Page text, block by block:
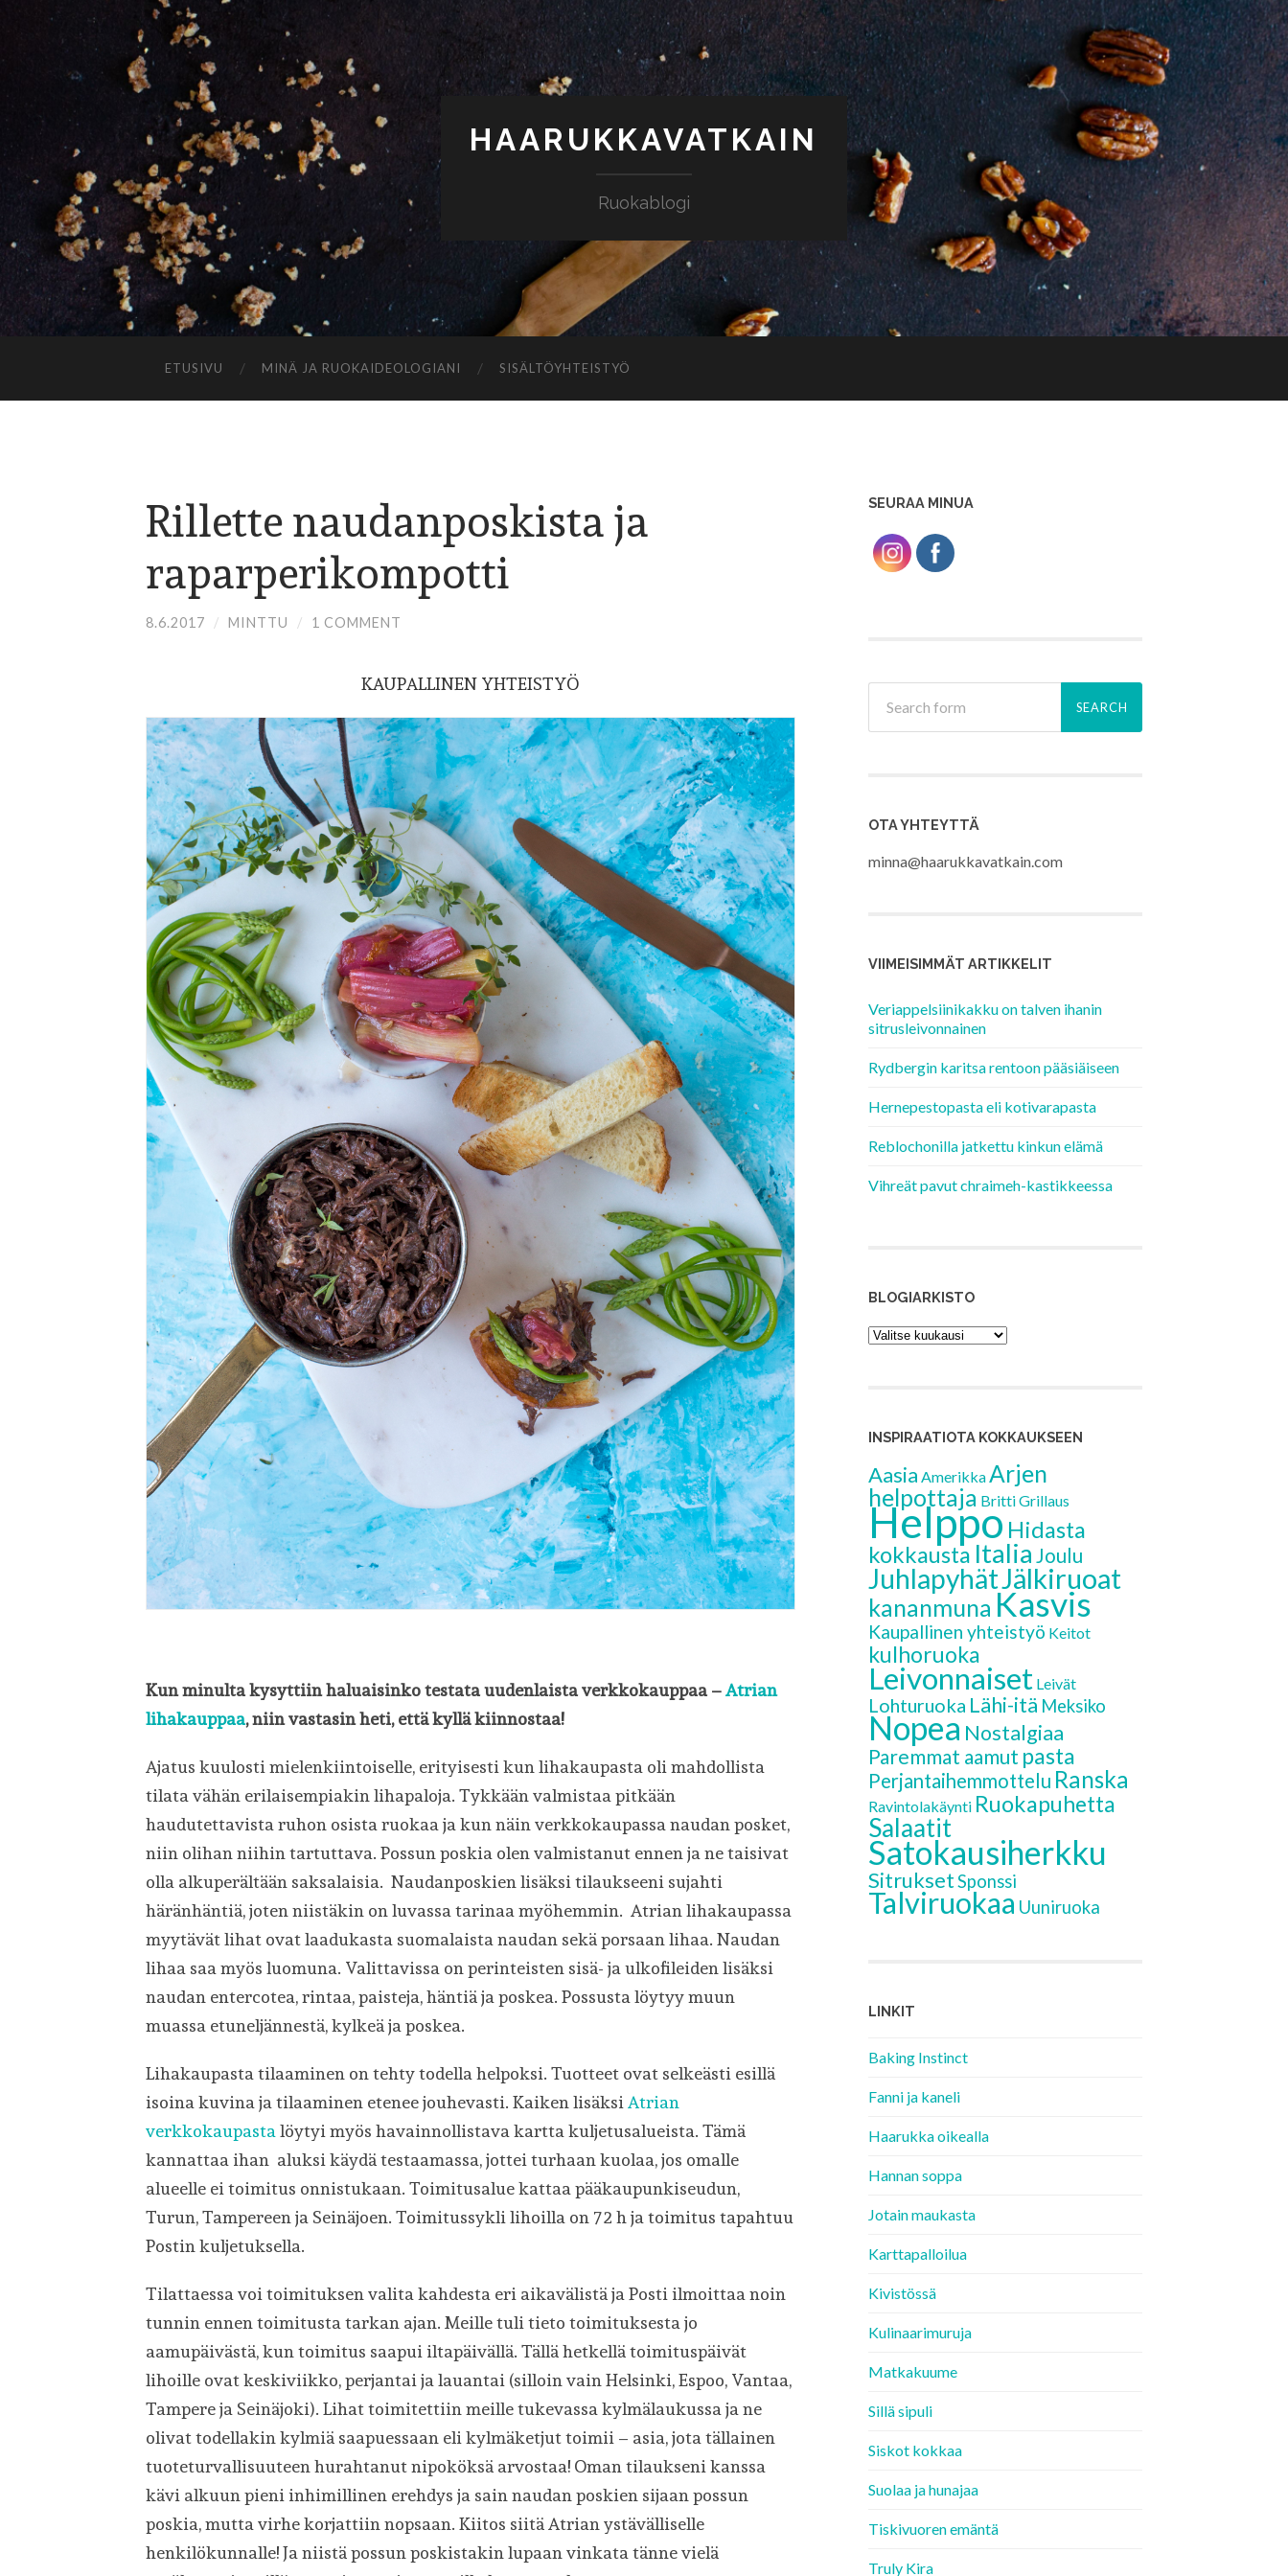
HAARUKKAVATKAIN
Ruokablogi
ETUSIVU MINÄ JA RUOKAIDEOLOGIANI SISÄLTÖYHTEISTYÖ
Rillette naudanposkista ja
raparperikompotti
8.6.2017 / MINTTU / 1 COMMENT
KAUPALLINEN YHTEISTYÖ
Kun minulta kysyttiin haluaisinko testata uudenlaista verkkokauppaa –Atrian
lihakauppaa, niin vastasin heti, että kyllä kiinnostaa!
Ajatus kuulosti mielenkiintoiselle, erityisesti kun lihakaupasta oli mahdollista
tilata vähän erilaisempiakin lihapaloja. Tykkään valmistaa pitkään
haudutettavista ruhon osista ruokaa ja kun näin verkkokaupassa naudan posket,
niin olihan niihin tartuttava. Possun poskia olen valmistanut ennen ja ne taisivat
olla alkuperältään saksalaisia. Naudanposkien lisäksi tilaukseeni sujahti
häränhäntiä, joten niistäkin on luvassa tarinaa myöhemmin. Atrian lihakaupassa
myytävät lihat ovat laadukasta suomalaista naudan sekä porsaan lihaa. Naudan
lihaa saa myös luomuna. Valittavissa on perinteisten sisä- ja ulkofileiden lisäksi
naudan entercotea, rintaa, paisteja, häntiä ja poskea. Possusta löytyy muun
muassa etuneljännestä, kylkeä ja poskea.
Lihakaupasta tilaaminen on tehty todella helpoksi. Tuotteet ovat selkeästi esillä
isoina kuvina ja tilaaminen etenee jouhevasti. Kaiken lisäksi Atrian
verkkokaupasta löytyi myös havainnollistava kartta kuljetusalueista. Tämä
kannattaa ihan aluksi käydä testaamassa, jottei turhaan kuolaa, jos omalle
alueelle ei toimitus onnistukaan. Toimitusalue kattaa pääkaupunkiseudun,
Turun, Tampereen ja Seinäjoen. Toimitussykli lihoilla on 72 h ja toimitus tapahtuu
Postin kuljetuksella.
Tilattaessa voi toimituksen valita kahdesta eri aikavälistä ja Posti ilmoittaa noin
tunnin ennen toimitusta tarkan ajan. Meille tuli tieto toimituksesta jo
aamupäivästä, kun toimitus saapui iltapäivällä. Tällä hetkellä toimituspäivät
lihoille ovat keskiviikko, perjantai ja lauantai (silloin vain Helsinki, Espoo, Vantaa,
Tampere ja Seinäjoki). Lihat toimitettiin meille tukevassa kylmälaukussa ja ne
olivat todellakin kylmiä saapuessaan eli kylmäketjut toimii – asia, jota tällainen
tuoteturvallisuuteen hurahtanut nipoköksä arvostaa! Oman tilaukseni kanssa
kävi alkuun pieni inhimillinen erehdys ja sain naudan poskien sijaan possun
poskia, mutta virhe korjattiin nopsaan. Kiitos siitä Atrian ystävälliselle
henkilökunnalle! Ja niistä possun poskistakin lupaan vinkata tänne vielä
SEURAA MINUA
OTA YHTEYTTÄ
minna@haarukkavatkain.com
VIIMEISIMMÄT ARTIKKELIT
Veriappelsiinikakku on talven ihanin
sitrusleivonnainen
Rydbergin karitsa rentoon pääsiäiseen
Hernepestopasta eli kotivarapasta
Reblochonilla jatkettu kinkun elämä
Vihreät pavut chraimeh-kastikkeessa
BLOGIARKISTO
Blogiarkisto
INSPIRAATIOTA KOKKAUKSEEN
Aasia AmerikkaArjen
helpottaja BrittiGrillaus
HelppoHidasta
kokkausta Italia Joulu
JuhlapyhätJälkiruoat
kananmuna Kasvis
Kaupallinen yhteistyö Keitot
kulhoruoka
Leivonnaiset Leivät
Lohturuoka Lähi-itä Meksiko
Nopea Nostalgiaa
Paremmat aamut pasta
Perjantaihemmottelu Ranska
Ravintolakäynti Ruokapuhetta
Salaatit
Satokausiherkku
SitruksetSponssi
Talviruokaa Uuniruoka
LINKIT
Baking Instinct
Fanni ja kaneli
Haarukka oikealla
Hannan soppa
Jotain maukasta
Karttapalloilua
Kivistössä
Kulinaarimuruja
Matkakuume
Sillä sipuli
Siskot kokkaa
Suolaa ja hunajaa
Tiskivuoren emäntä
Truly Kira